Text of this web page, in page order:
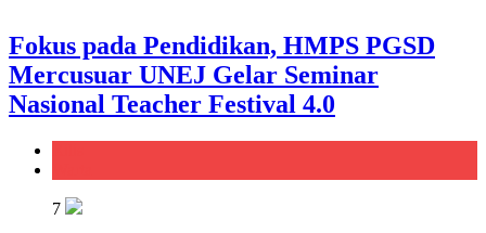
Fokus pada Pendidikan, HMPS PGSD
Mercusuar UNEJ Gelar Seminar
Nasional Teacher Festival 4.0
7